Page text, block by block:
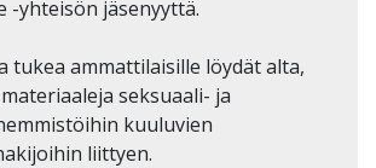
-yhteisön jäsenyyttä.
tukea ammattilaisille löydät alta,
seksuaali- ja
kuuluvien
liittyen.